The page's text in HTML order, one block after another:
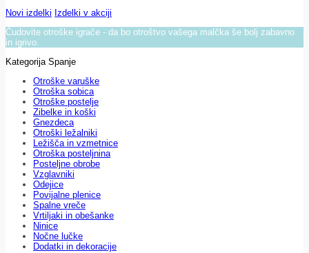
Novi izdelki Izdelki v akciji
Čudovite otroške igrače - da bo otroštvo vašega malčka še bolj zabavno
in igrivo.
Kategorija Spanje
Otroške varuške
Otroška sobica
Otroške postelje
Zibelke in koški
Gnezdeca
Otroški ležalniki
Ležišča in vzmetnice
Otroška posteljnina
Posteljne obrobe
Vzglavniki
Odejice
Povijalne plenice
Spalne vreče
Vrtiljaki in obešanke
Ninice
Nočne lučke
Dodatki in dekoracije